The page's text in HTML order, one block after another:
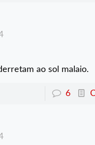
ao sol malaio.
6